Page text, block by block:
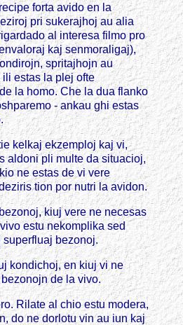
forta avido en la
pri sukerajhoj au alia
al interesa filmo pro
kaj senmoraligaj),
spritajhojn au
estas la plej ofte
la homo. Che la dua flanko
- ankau ghi estas
kelkaj ekzemploj kaj vi,
aldoni pli multe da situacioj,
ne estas de vi vere
tion por nutri la avidon.
kiuj vere ne necesas
estu nekomplika sed
superfluaj bezonoj.
kondichoj, en kiuj vi ne
de la vivo.
Rilate al chio estu modera,
do ne dorlotu vin au iun kaj